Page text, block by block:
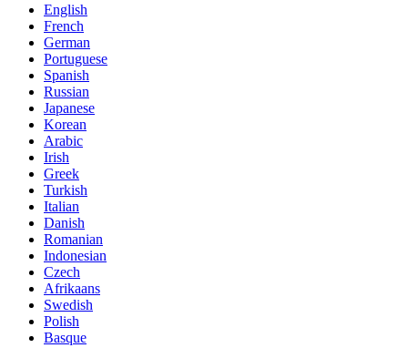
English
French
German
Portuguese
Spanish
Russian
Japanese
Korean
Arabic
Irish
Greek
Turkish
Italian
Danish
Romanian
Indonesian
Czech
Afrikaans
Swedish
Polish
Basque